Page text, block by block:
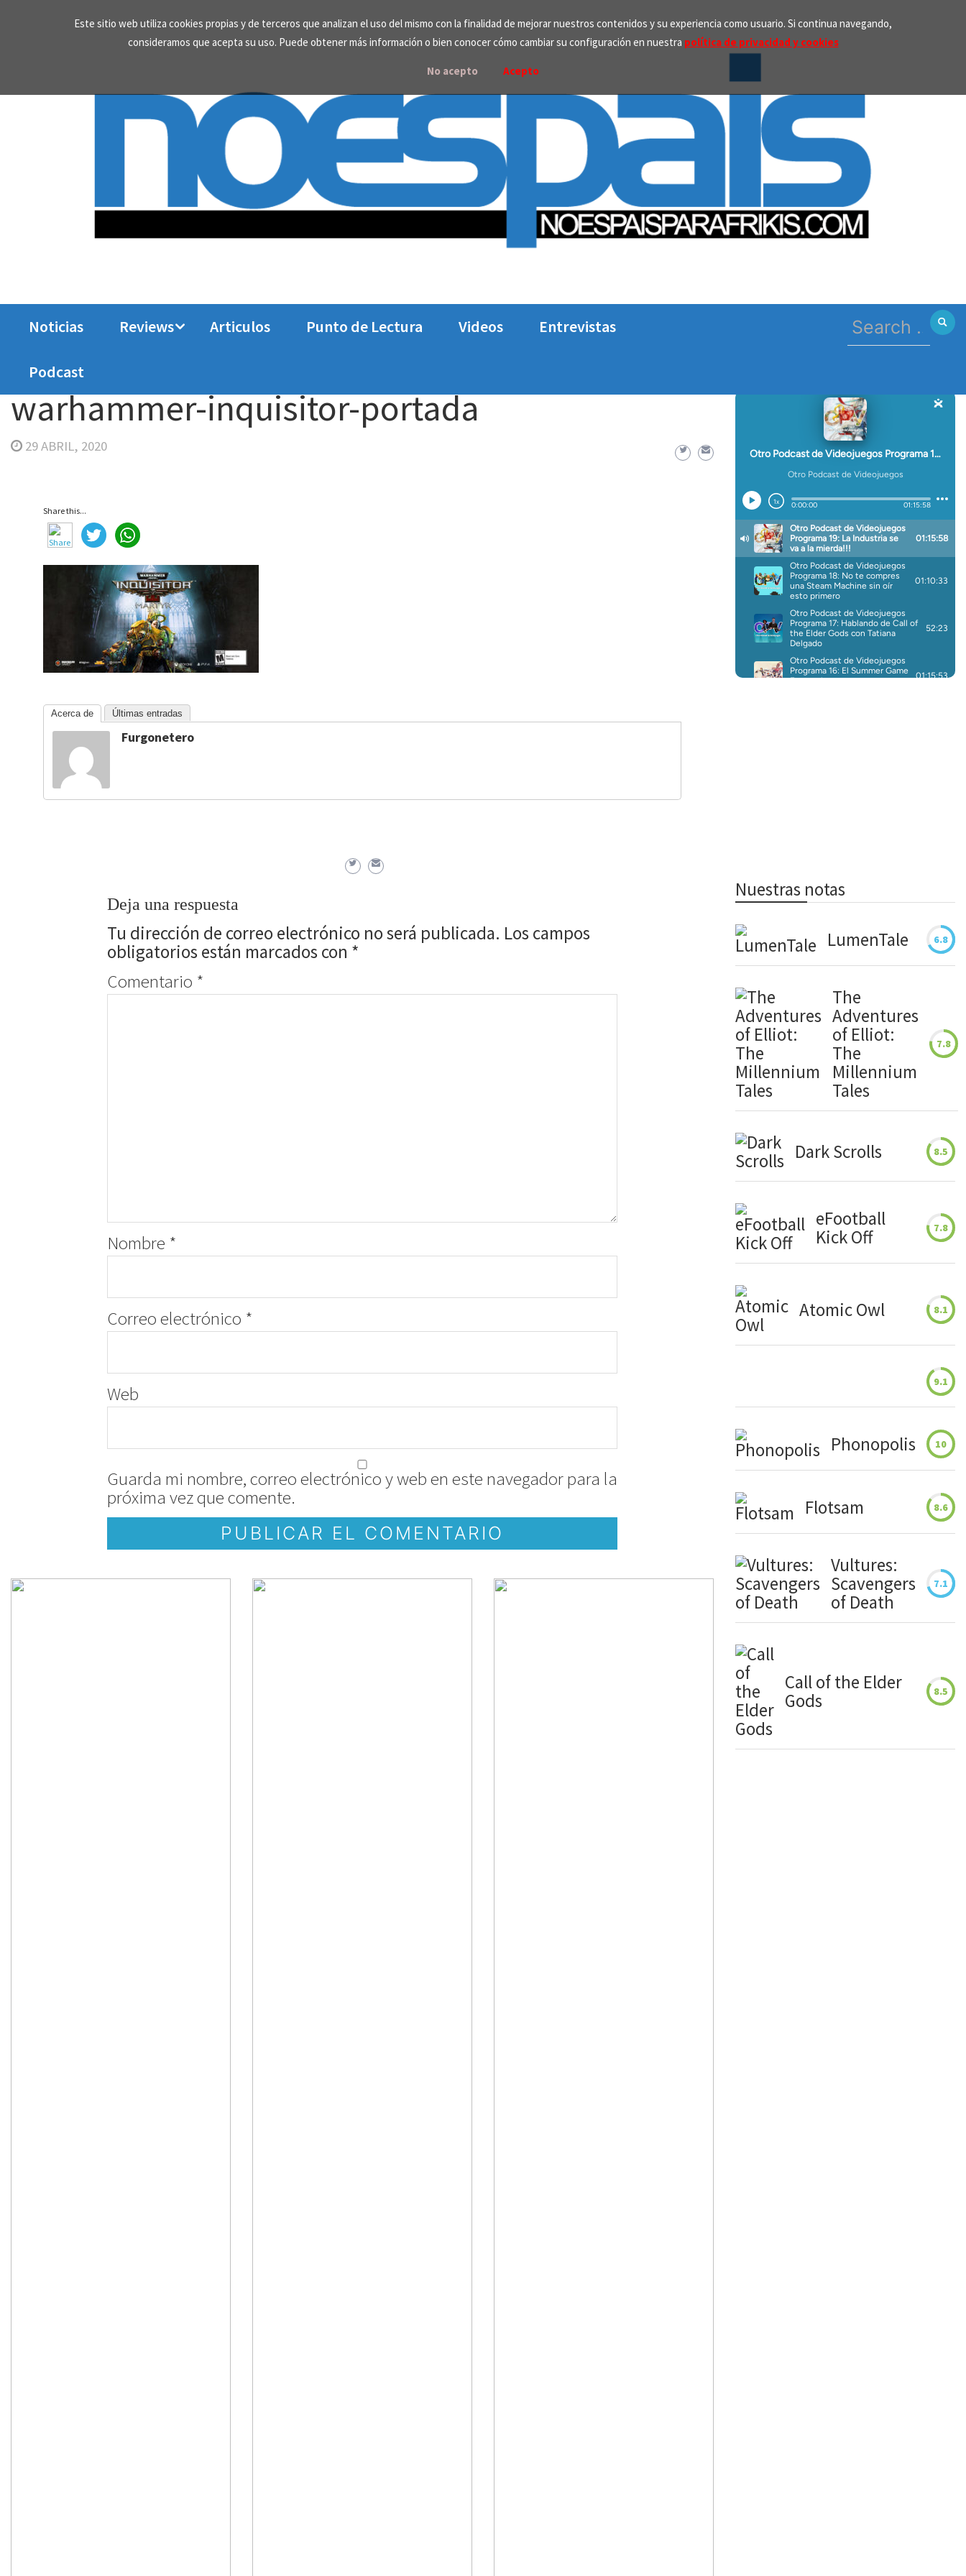
Este sitio web utiliza cookies propias y de terceros que analizan el uso del mismo con la finalidad de mejorar nuestros contenidos y su experiencia como usuario. Si continua navegando,
consideramos que acepta su uso. Puede obtener más información o bien conocer cómo cambiar su configuración en nuestra política de privacidad y cookies
No acepto Acepto
Noticias Reviews Articulos Punto de Lectura Videos Entrevistas
Podcast
Search
for:
warhammer-inquisitor-portada
29 ABRIL, 2020
Share this...
Acerca de Últimas entradas
Furgonetero
Deja una respuesta
Tu dirección de correo electrónico no será publicada. Los campos
obligatorios están marcados con *
Comentario *
Nombre *
Correo electrónico *
Web
Guarda mi nombre, correo electrónico y web en este navegador para la
próxima vez que comente.
Nuestras notas
LumenTale 6.8
The
Adventures
of Elliot:
The
Millennium
Tales
7.8
Dark Scrolls 8.5
eFootball
Kick Off
7.8
Atomic Owl 8.1
9.1
Phonopolis 10
Flotsam 8.6
Vultures:
Scavengers
of Death
7.1
Call of the Elder
Gods
8.5